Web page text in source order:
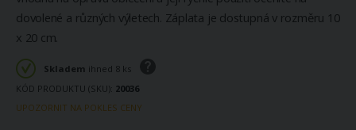
dovolené a různých výletech. Záplata je dostupná v rozměru 10
x 20 cm.
Skladem ihned 8 ks
KÓD PRODUKTU (SKU) 20036
UPOZORNIT NA POKLES CENY